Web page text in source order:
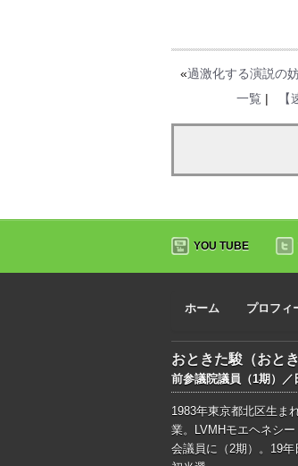
«過激化する演説の
一覧 |
YOU TUBE
ホーム プロフィ
おときた駿（おと
前参議院議員（1期）
1983年東京都北区生ま
業。LVMHモエヘネシ
会議員に（2期）。19